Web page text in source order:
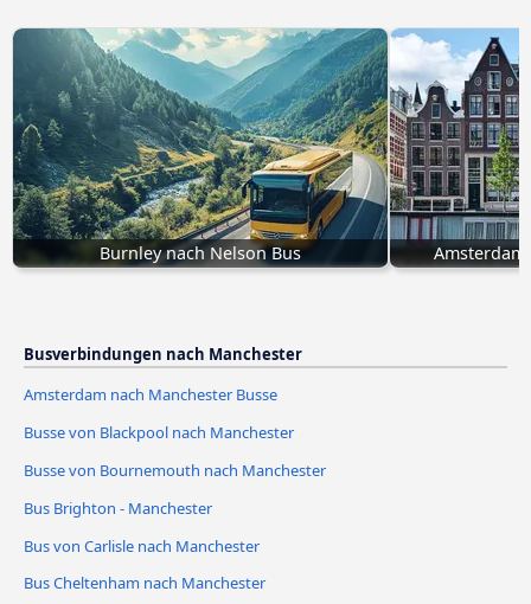
Burnley nach Nelson Bus Amsterdam
Busverbindungen nach Manchester
Amsterdam nach Manchester Busse
Busse von Blackpool nach Manchester
Busse von Bournemouth nach Manchester
Bus Brighton - Manchester
Bus von Carlisle nach Manchester
Bus Cheltenham nach Manchester